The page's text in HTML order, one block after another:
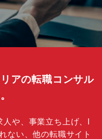
アの転職コンサル
や、事業立ち上げ、I
ない、他の転職サイト